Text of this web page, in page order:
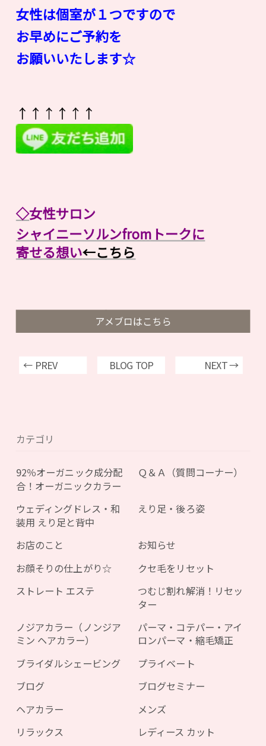
女性は個室が１つですので
お早めにご予約を
お願いいたします☆
↑↑↑↑↑↑
◇女性サロン
シャイニーソルンfromトークに
寄せる想い←こちら
アメブロはこちら
← PREV BLOG TOP NEXT →
カテゴリ
92％オーガニック成分配
合！オーガニックカラー
Ｑ＆Ａ（質問コーナー）
ウェディングドレス・和
装用 えり足と背中
えり足・後ろ姿
お店のこと
お知らせ
お顔そりの仕上がり☆
クセ毛をリセット
ストレート エステ
つむじ割れ解消！リセッ
ター
ノジアカラー（ノンジア
ミン ヘアカラー）
パーマ・コテパー・アイ
ロンパーマ・縮毛矯正
ブライダルシェービング
プライベート
ブログ
ブログセミナー
ヘアカラー
メンズ
リラックス
レディース カット